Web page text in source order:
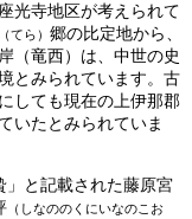
光寺地区が考えられて
（てら）郷の比定地から、
（竜西）は、中世の史
とみられています。古
しても現在の上伊那郡
いたとみられていま
」と記載された藤原宮
（しなののくにいなのこお